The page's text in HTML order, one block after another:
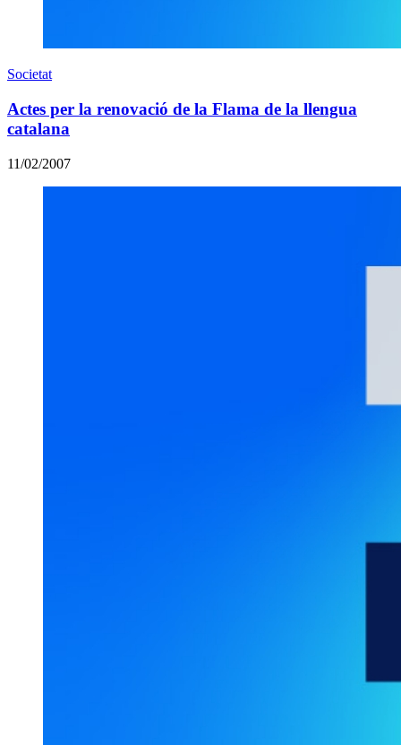
Societat
Actes per la renovació de la Flama de la llengua
catalana
11/02/2007